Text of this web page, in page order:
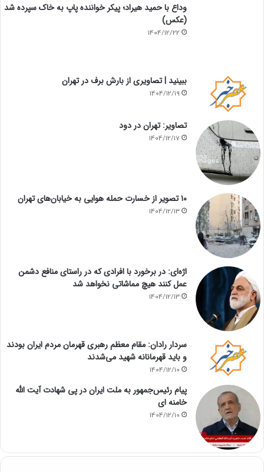
وداع با حمید هیراد؛ پیکر خواننده پاپ به خاک سپرده شد
(عکس)
1404/12/22
ببینید | تصاویری از بارش برف در تهران
1404/12/19
تصاویر: تهران در دود
1404/12/17
۱۰ تصویر از خسارت حمله هوایی به خیابان‌های تهران
1404/12/13
اژه‌ای: در برخورد با افرادی که در راستای منافع دشمن
عمل کنند هیچ مماشاتی نخواهد شد
1404/12/13
سردار رادان: مقام معظم رهبری قهرمان مردم ایران بودند
و باید قهرمانانه شهید می‌شدند
1404/12/10
پیام رئیس‌جمهور به ملت ایران در پی شهادت آیت الله
خامنه ای
1404/12/10